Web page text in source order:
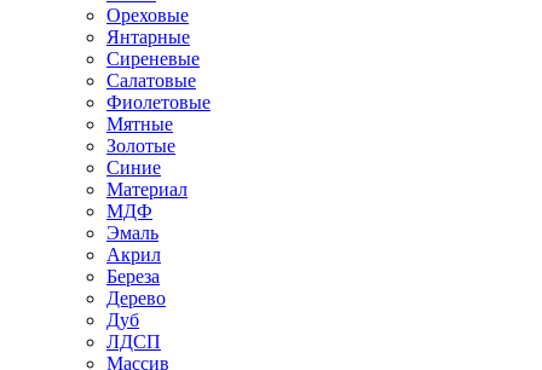
Ореховые
Янтарные
Сиреневые
Салатовые
Фиолетовые
Мятные
Золотые
Синие
Материал
МДФ
Эмаль
Акрил
Береза
Дерево
Дуб
ЛДСП
Массив